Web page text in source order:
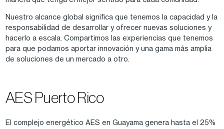
Nuestro alcance global significa que tenemos la capacidad y la
responsabilidad de desarrollar y ofrecer nuevas soluciones y
hacerlo a escala. Compartimos las experiencias que tenemos
para que podamos aportar innovación y una gama más amplia
de soluciones de un mercado a otro.
AES Puerto Rico
El complejo energético AES en Guayama genera hasta el 25%